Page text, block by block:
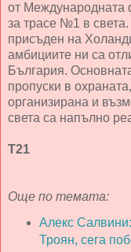
от Международната
за трасе №1 в
присъден на
амбициите ни са
България.
пропуски в
организирана и
света са напълно
Т21
Още по темата:
Алекс
Троян, сега